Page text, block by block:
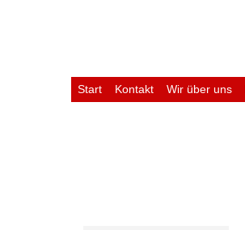
Start Kontakt Wir über uns